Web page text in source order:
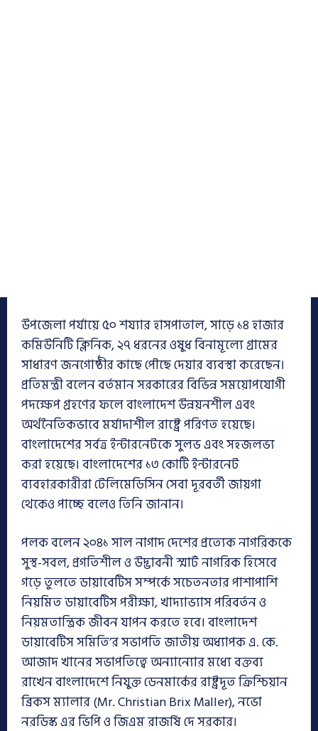
উপজেলা পর্যায়ে ৫০ শয্যার হাসপাতাল, সাড়ে ১৪ হাজার
কমিউনিটি ক্লিনিক, ২৭ ধরনের ওষুধ বিনামূল্যে গ্রামের
সাধারণ জনগোষ্ঠীর কাছে পৌছে দেয়ার ব্যবস্থা করেছেন।
প্রতিমন্ত্রী বলেন বর্তমান সরকারের বিভিন্ন সময়োপযোগী
পদক্ষেপ গ্রহণের ফলে বাংলাদেশ উন্নয়নশীল এবং
অর্থনৈতিকভাবে মর্যাদাশীল রাষ্ট্রে পরিণত হয়েছে।
বাংলাদেশের সর্বত্র ইন্টারনেটকে সুলভ এবং সহজলভ্য
করা হয়েছে। বাংলাদেশের ১৩ কোটি ইন্টারনেট
ব্যবহারকারীরা টেলিমেডিসিন সেবা দূরবর্তী জায়গা
থেকেও পাচ্ছে বলেও তিনি জানান।
পলক বলেন ২০৪১ সাল নাগাদ দেশের প্রত্যেক নাগরিককে
সুস্থ-সবল, প্রগতিশীল ও উদ্ভাবনী স্মার্ট নাগরিক হিসেবে
গড়ে তুলতে ডায়াবেটিস সম্পর্কে সচেতনতার পাশাপাশি
নিয়মিত ডায়াবেটিস পরীক্ষা, খাদ্যাভ্যাস পরিবর্তন ও
নিয়মতান্ত্রিক জীবন যাপন করতে হবে। বাংলাদেশ
ডায়াবেটিস সমিতি’র সভাপতি জাতীয় অধ্যাপক এ. কে.
আজাদ খানের সভাপতিত্বে অন্যান্যোর মধ্যে বক্তব্য
রাখেন বাংলাদেশে নিযুক্ত ডেনমার্কের রাষ্ট্রদূত ক্রিশ্চিয়ান
ব্রিকস ম্যালার (Mr. Christian Brix Maller), নভো
নরডিস্ক এর ভিপি ও জিএম রাজর্ষি দে সরকার।